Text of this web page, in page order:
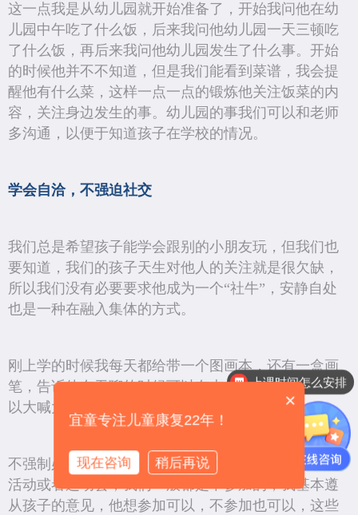
这一点我是从幼儿园就开始准备了，开始我问他在幼
儿园中午吃了什么饭，后来我问他幼儿园一天三顿吃
了什么饭，再后来我问他幼儿园发生了什么事。开始
的时候他并不不知道，但是我们能看到菜谱，我会提
醒他有什么菜，这样一点一点的锻炼他关注饭菜的内
容，关注身边发生的事。幼儿园的事我们可以和老师
多沟通，以便于知道孩子在学校的情况。
学会自洽，不强迫社交
我们总是希望孩子能学会跟别的小朋友玩，但我们也
要知道，我们的孩子天生对他人的关注就是很欠缺，
所以我们没有必要要求他成为一个“社牛”，安静自处
也是一种在融入集体的方式。
刚上学的时候我每天都给带一个图画本，还有一盒画
笔，告诉他在无聊的时候可以在本上画画，但是不可
以大喊大叫，大声哭闹。
不强制必须参加集体活动，比如每学期都有社会实践
活动或者运动会，我们一般都是不参加的，我基本遵
从孩子的意见，他想参加可以，不参加也可以，这些
上课时间怎么安排
×
宜童专注儿童康复22年！
现在咨询 稍后再说